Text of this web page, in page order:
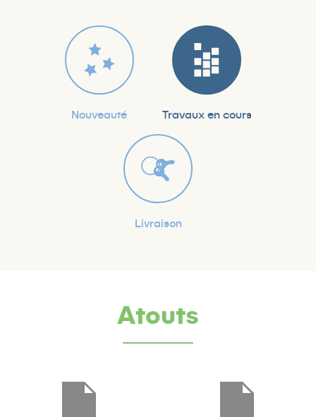
Nouveauté Travaux en cours
Livraison
Atouts